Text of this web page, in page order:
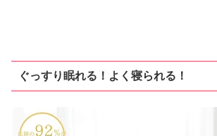
ぐっすり眠れる！よく寝られる！